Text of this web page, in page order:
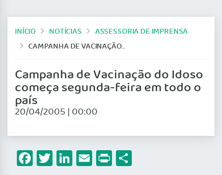
INÍCIO NOTÍCIAS
ASSESSORIA DE IMPRENSA
CAMPANHA DE VACINAÇÃO DO IDOSO COMEÇA SEGUNDA-FEIRA EM TODO O PAÍS
Campanha de Vacinação do Idoso
começa segunda-feira em todo o
país
20/04/2005 | 00:00
Facebook
Twitter
LinkedIn
Email
Print